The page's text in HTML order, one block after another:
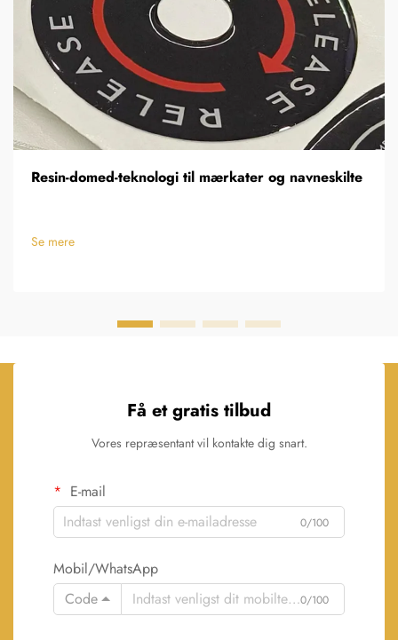
Resin-domed-teknologi til mærkater og navneskilte
Se mere
Få et gratis tilbud
Vores repræsentant vil kontakte dig snart.
E-mail
0/100
Mobil/WhatsApp
Code
0/100